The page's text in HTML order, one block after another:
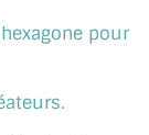
pour